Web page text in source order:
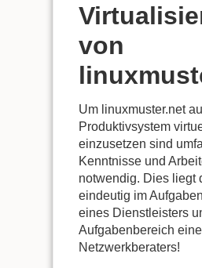
von
Um linuxmuster.net
Produktivsystem
einzusetzen sind
Kenntnisse und
notwendig. Dies liegt
eindeutig im
eines Dienstleisters
Aufgabenbereich
Netzwerkberaters!